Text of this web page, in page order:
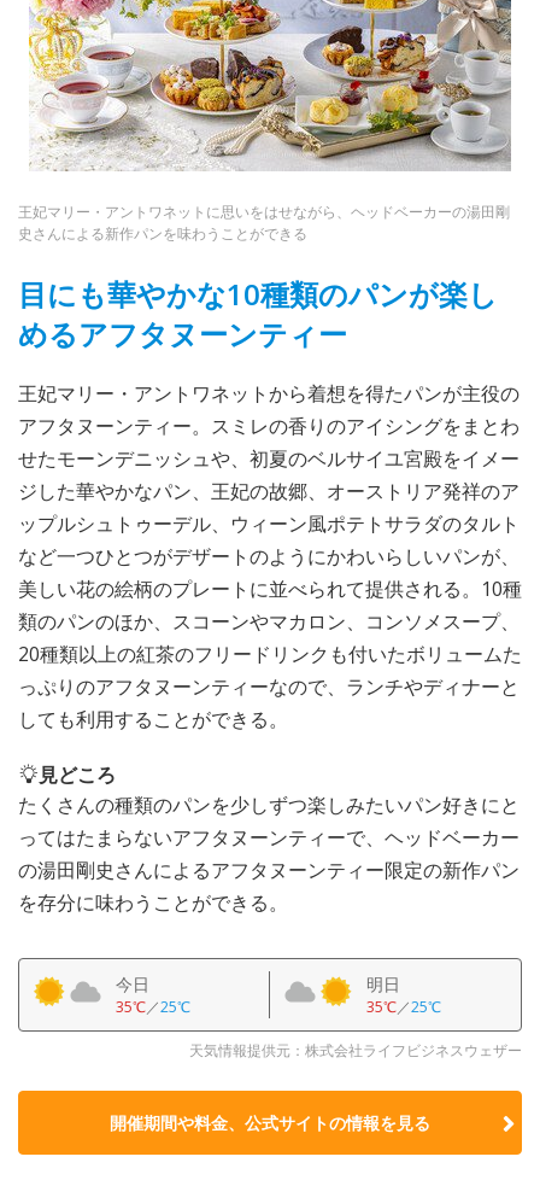
王妃マリー・アントワネットに思いをはせながら、ヘッドベーカーの湯田剛
史さんによる新作パンを味わうことができる
目にも華やかな10種類のパンが楽し
めるアフタヌーンティー
王妃マリー・アントワネットから着想を得たパンが主役の
アフタヌーンティー。スミレの香りのアイシングをまとわ
せたモーンデニッシュや、初夏のベルサイユ宮殿をイメー
ジした華やかなパン、王妃の故郷、オーストリア発祥のア
ップルシュトゥーデル、ウィーン風ポテトサラダのタルト
など一つひとつがデザートのようにかわいらしいパンが、
美しい花の絵柄のプレートに並べられて提供される。10種
類のパンのほか、スコーンやマカロン、コンソメスープ、
20種類以上の紅茶のフリードリンクも付いたボリュームた
っぷりのアフタヌーンティーなので、ランチやディナーと
しても利用することができる。
見どころ
たくさんの種類のパンを少しずつ楽しみたいパン好きにと
ってはたまらないアフタヌーンティーで、ヘッドベーカー
の湯田剛史さんによるアフタヌーンティー限定の新作パン
を存分に味わうことができる。
今日
35℃／25℃
明日
35℃／25℃
天気情報提供元：株式会社ライフビジネスウェザー
開催期間や料金、公式サイトの情報を見る